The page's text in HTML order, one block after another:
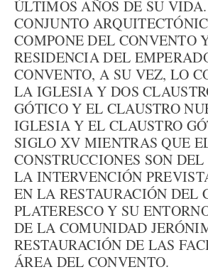
ÚLTIMOS AÑOS DE SU
CONJUNTO
COMPONE DEL CONVENTO
RESIDENCIA DEL
CONVENTO, A SU VEZ, LO
LA IGLESIA Y DOS
GÓTICO Y EL CLAUSTRO
IGLESIA Y EL CLAUSTRO
SIGLO XV MIENTRAS QUE
CONSTRUCCIONES SON
LA INTERVENCIÓN
EN LA RESTAURACIÓN DEL
PLATERESCO Y SU
DE LA COMUNIDAD
RESTAURACIÓN DE LAS
ÁREA DEL CONVENTO.